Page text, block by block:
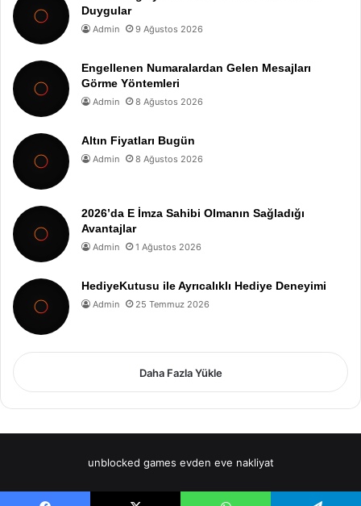
Duygular
Admin 9 Ağustos 2026
Engellenen Numaralardan Gelen Mesajları
Görme Yöntemleri
Admin 8 Ağustos 2026
Altın Fiyatları Bugün
Admin 8 Ağustos 2026
2026’da E İmza Sahibi Olmanın Sağladığı
Avantajlar
Admin 1 Ağustos 2026
HediyeKutusu ile Ayrıcalıklı Hediye Deneyimi
Admin 25 Temmuz 2026
Daha Fazla Yükle
unblocked games evden eve nakliyat